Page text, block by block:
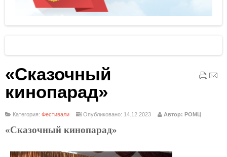
«Сказочный
кинопарад»
Категория: Фестивали Опубликовано: 14.12.2023 Автор: РОМЦ
«Сказочный кинопарад»